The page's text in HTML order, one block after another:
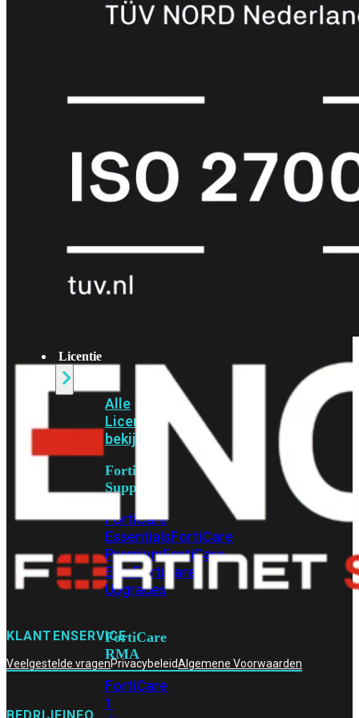
met
FortiWiFi
40F
FortiWiFi
50G FortiWiFi
51G FortiWiFi
60F
FortiWiFi
70GFortiWiFi
71GFortiWiFi
80FFortiWiFi
Licentie
Alle
Licenties
bekijken
FortiCare
Support
FortiCare
EssentialsFortiCare
PremiumFortiCare
EliteFortiCare
Upgrades
FortiCare
RMA
FortiCare
1
KLANTENSERVICE
Veelgestelde vragenPrivacybeleidAlgemene Voorwaarden